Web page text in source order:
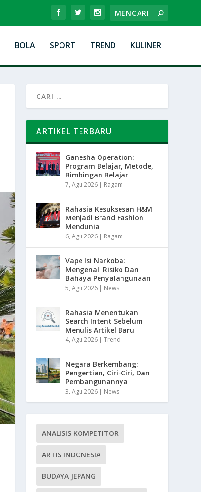
BOLA SPORT TREND KULINER
ARTIKEL TERBARU
Ganesha Operation:
Program Belajar, Metode,
Bimbingan Belajar
7, Agu 2026 | Ragam
Rahasia Kesuksesan H&M
Menjadi Brand Fashion
Mendunia
6, Agu 2026 | Ragam
Vape Isi Narkoba:
Mengenali Risiko Dan
Bahaya Penyalahgunaan
5, Agu 2026 | News
Rahasia Menentukan
Search Intent Sebelum
Menulis Artikel Baru
4, Agu 2026 |Trend
Negara Berkembang:
Pengertian, Ciri-Ciri, Dan
Pembangunannya
3, Agu 2026 | News
ANALISIS KOMPETITOR
ARTIS INDONESIA
BUDAYA JEPANG